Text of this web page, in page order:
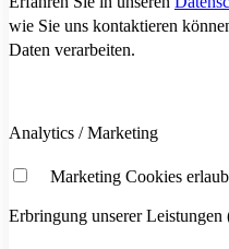
wie Sie uns kontaktieren
Daten verarbeiten.
Analytics / Marketing
Marketing Cookies
Erbringung unserer